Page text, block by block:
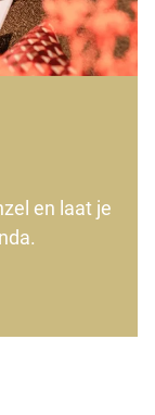
en laat je